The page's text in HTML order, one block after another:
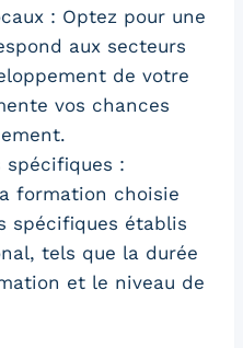
: Optez pour une
aux secteurs
de votre
vos chances
:
formation choisie
spécifiques établis
tels que la durée
et le niveau de